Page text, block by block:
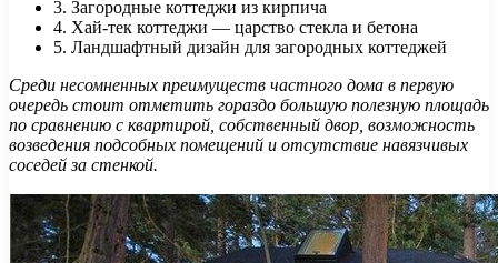
3. Загородные коттеджи из кирпича
4. Хай-тек коттеджи — царство стекла и бетона
5. Ландшафтный дизайн для загородных коттеджей
Среди несомненных преимуществ частного дома в первую
очередь стоит отметить гораздо большую полезную площадь
по сравнению с квартирой, собственный двор, возможность
возведения подсобных помещений и отсутствие навязчивых
соседей за стенкой.